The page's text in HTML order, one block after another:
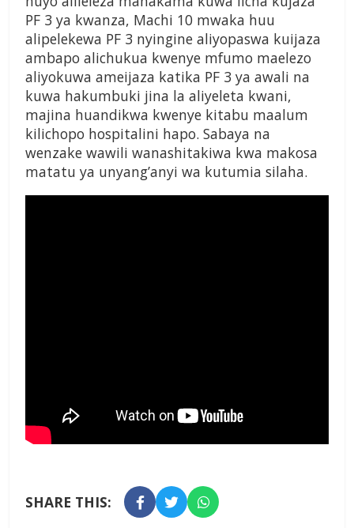
PF 3 ya kwanza, Machi 10 mwaka huu
alipelekewa PF 3 nyingine aliyopaswa kuijaza
ambapo alichukua kwenye mfumo maelezo
aliyokuwa ameijaza katika PF 3 ya awali na
kuwa hakumbuki jina la aliyeleta kwani,
majina huandikwa kwenye kitabu maalum
kilichopo hospitalini hapo. Sabaya na
wenzake wawili wanashitakiwa kwa makosa
matatu ya unyang’anyi wa kutumia silaha.
SHARE THIS: